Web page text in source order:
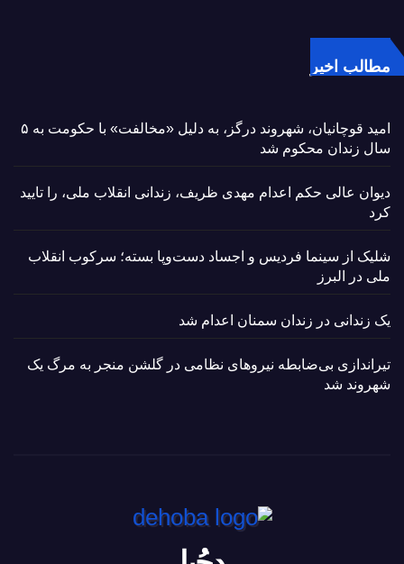
مطالب اخیر
امید قوچانیان، شهروند درگز، به دلیل «مخالفت» با حکومت به ۵
سال زندان محکوم شد
دیوان عالی حکم اعدام مهدی ظریف، زندانی انقلاب ملی، را تایید
کرد
شلیک از سینما فردیس و اجساد دست‌وپا بسته؛ سرکوب انقلاب
ملی در البرز
یک زندانی در زندان سمنان اعدام شد
تیراندازی بی‌ضابطه نیروهای نظامی در گلشن منجر به مرگ یک
شهروند شد